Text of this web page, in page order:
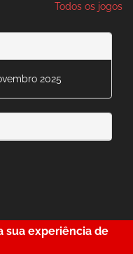
Todos os jogos
2025
sua experiência de